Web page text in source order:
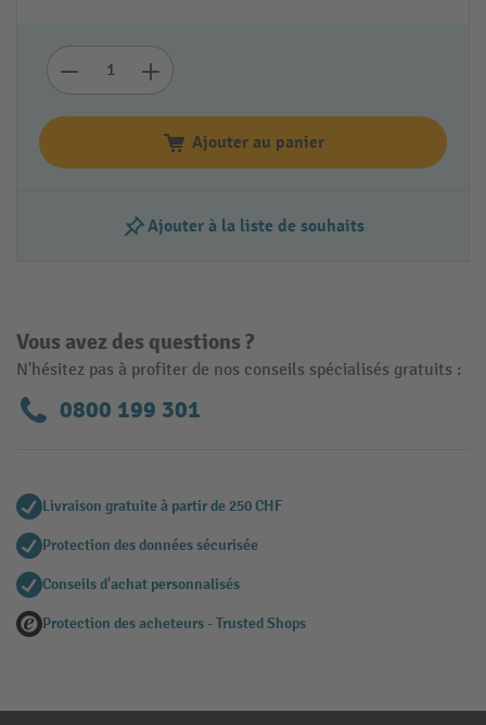
Ajouter au panier
Ajouter à la liste de souhaits
Vous avez des questions ?
N'hésitez pas à profiter de nos conseils spécialisés gratuits :
0800 199 301
Livraison gratuite à partir de 250 CHF
Protection des données sécurisée
Conseils d'achat personnalisés
Protection des acheteurs - Trusted Shops